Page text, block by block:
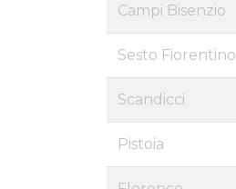
Campi Bisenzio
Sesto Fiorentino
Scandicci
Pistoia